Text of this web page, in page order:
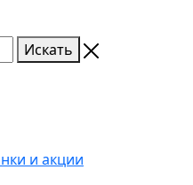
Искать
и акции